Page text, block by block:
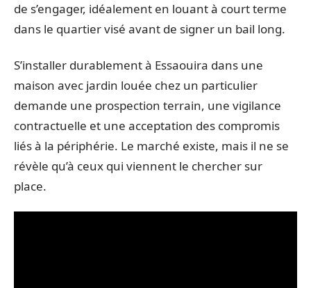
de s’engager, idéalement en louant à court terme
dans le quartier visé avant de signer un bail long.
S’installer durablement à Essaouira dans une
maison avec jardin louée chez un particulier
demande une prospection terrain, une vigilance
contractuelle et une acceptation des compromis
liés à la périphérie. Le marché existe, mais il ne se
révèle qu’à ceux qui viennent le chercher sur
place.